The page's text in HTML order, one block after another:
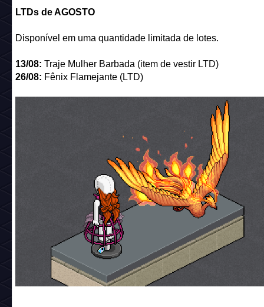
LTDs de AGOSTO
Disponível em uma quantidade limitada de lotes.
13/08: Traje Mulher Barbada (item de vestir LTD)
26/08: Fênix Flamejante (LTD)